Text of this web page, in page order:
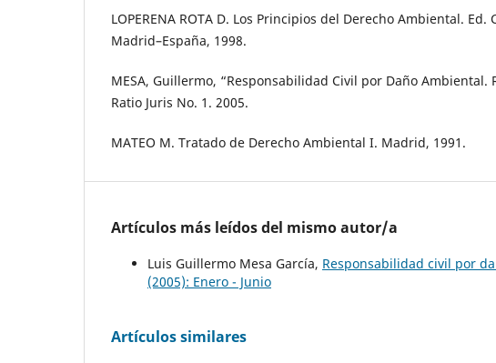
LOPERENA ROTA D. Los Principios del Derecho Ambiental. Ed.
Madrid–España, 1998.
MESA, Guillermo, “Responsabilidad Civil por Daño Ambiental.
Ratio Juris No. 1. 2005.
MATEO M. Tratado de Derecho Ambiental I. Madrid, 1991.
Artículos más leídos del mismo autor/a
Luis Guillermo Mesa García, Responsabilidad civil por
(2005): Enero - Junio
Artículos similares